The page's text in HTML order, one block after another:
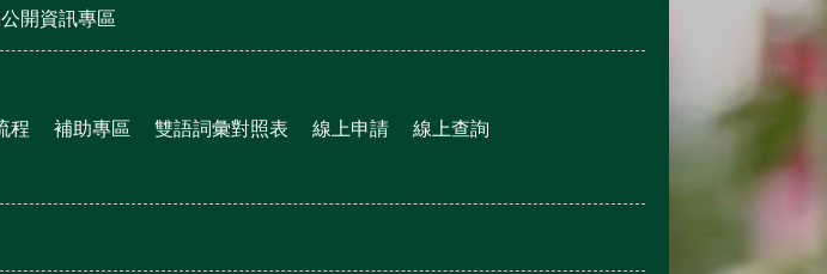
開資訊專區
程 補助專區 雙語詞彙對照表 線上申請 線上查詢